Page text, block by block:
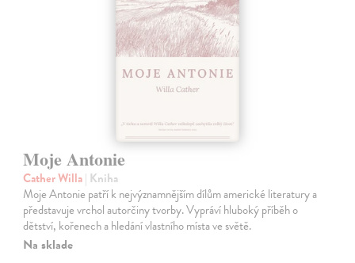
Moje Antonie
Cather Willa| Kniha
Moje Antonie patří k nejvýznamnějším dílům americké literatury a
představuje vrchol autorčiny tvorby. Vypráví hluboký příběh o
dětství, kořenech a hledání vlastního místa ve světě.
Na sklade